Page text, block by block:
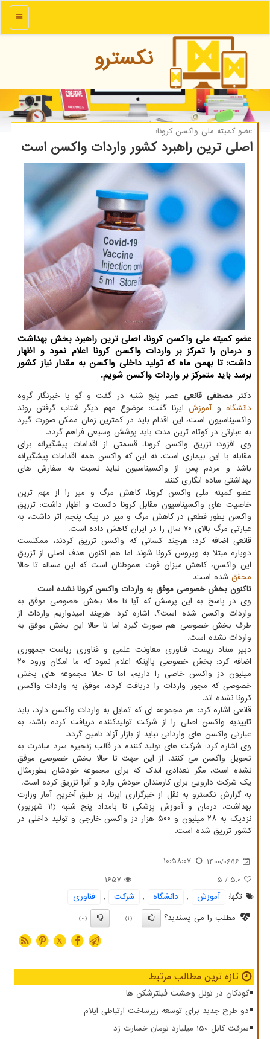
منو
نكسترو
عضو كمیته ملی واكسن كرونا:
اصلی ترین راهبرد کشور واردات واکسن است
عضو کمیته ملی واکسن کرونا، اصلی ترین راهبرد بخش بهداشت
و درمان را تمرکز بر واردات واکسن کرونا اعلام نمود و اظهار
داشت: تا بهمن ماه که تولید داخلی واکسن به مقدار نیاز کشور
برسد باید متمرکز بر واردات واکسن شویم.
دکترمصطفی قانعی عصر پنج شنبه در گفت و گو با خبرنگار گروه
دانشگاه و آموزشایرنا گفت: موضوع مهم دیگر شتاب گرفتن روند
واکسیناسیون است، این اقدام باید در کمترین زمان ممکن صورت گیرد
به عبارتی در کوتاه ترین مدت باید پوشش وسیعی فراهم گردد.
وی افزود: تزریق واکسن کرونا، قسمتی از اقدامات پیشگیرانه برای
مقابله با این بیماری است، نه این که واکسن همه اقدامات پیشگیرانه
باشد و مردم پس از واکسیناسیون نباید نسبت به سفارش های
بهداشتی ساده انگاری کنند.
عضو کمیته ملی واکسن کرونا، کاهش مرگ و میر را از مهم ترین
خاصیت های واکسیناسیون مقابل کرونا دانست و اظهار داشت: تزریق
واکسن بطور قطعی در کاهش مرگ و میر در پیک پنجم اثر داشت، به
عبارتی مرگ بالای ۷۰ سال را در ایران کاهش داده است.
قانعی اضافه کرد: هرچند کسانی که واکسن تزریق کردند، ممکنست
دوباره مبتلا به ویروس کرونا شوند اما هم اکنون هدف اصلی از تزریق
این واکسن، کاهش میزان فوت هموطنان است که این مساله تا حالا
محقق شده است.
تاکنون بخش خصوصی موفق به واردات واکسن کرونا نشده است
وی در پاسخ به این پرسش که آیا تا حالا بخش خصوصی موفق به
واردات واکسن شده است؟، اشاره کرد: هرچند امیدواریم واردات از
طرف بخش خصوصی هم صورت گیرد اما تا حالا این بخش موفق به
واردات نشده است.
دبیر ستاد زیست فناوری معاونت علمی و فناوری ریاست جمهوری
اضافه کرد: بخش خصوصی بااینکه اعلام نمود که ما امکان ورود ۲۰
میلیون دز واکسن خاصی را داریم، اما تا حالا مجموعه های بخش
خصوصی که مجوز واردات را دریافت کرده، موفق به واردات واکسن
کرونا نشده اند.
قانعی اشاره کرد: هر مجموعه ای که تمایل به واردات واکسن دارد، باید
تاییدیه واکسن اصلی را از شرکت تولیدکننده دریافت کرده باشد، به
عبارتی واکسن های وارداتی نباید از بازار آزاد تامین گردد.
وی اشاره کرد: شرکت های تولید کننده در قالب زنجیره سرد مبادرت به
تحویل واکسن می کنند، از این جهت تا حالا بخش خصوصی موفق
نشده است، مگر تعدادی اندک که برای مجموعه خودشان بطورمثال
یک شرکت دارویی برای کارمندان خودش وارد و آنرا تزریق کرده است.
به گزارش نکسترو به نقل از خبرگزاری ایرنا، بر طبق آخرین آمار وزارت
بهداشت، درمان و آموزش پزشکی تا بامداد پنج شنبه (۱۱ شهریور)
نزدیک به ۲۸ میلیون و ۵۰۰ هزار دز واکسن خارجی و تولید داخلی در
کشور تزریق شده است.
1400/06/16
10:58:07
5.0
/ 5
1657
تگها:
آموزش , دانشگاه , شركت ,
فناوری
مطلب را می پسندید؟
(1)
(0)
X
تازه ترین مطالب مرتبط
کودکان در تونل وحشت فیلترشکن ها
دو طرح جدید برای توسعه زیرساخت ارتباطی ایلام
سرقت کابل 150 میلیارد تومان خسارت زد